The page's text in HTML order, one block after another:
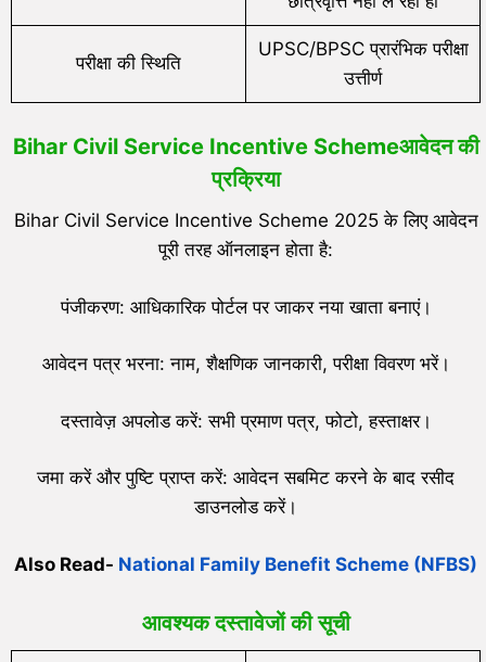
परीक्षा की स्थिति
UPSC/BPSC प्रारंभिक परीक्षा
उत्तीर्ण
Bihar Civil Service Incentive Schemeआवेदन की
प्रक्रिया
Bihar Civil Service Incentive Scheme 2025 के लिए आवेदन
पूरी तरह ऑनलाइन होता है:
पंजीकरण: आधिकारिक पोर्टल पर जाकर नया खाता बनाएं।
आवेदन पत्र भरना: नाम, शैक्षणिक जानकारी, परीक्षा विवरण भरें।
दस्तावेज़ अपलोड करें: सभी प्रमाण पत्र, फोटो, हस्ताक्षर।
जमा करें और पुष्टि प्राप्त करें: आवेदन सबमिट करने के बाद रसीद
डाउनलोड करें।
Also Read- National Family Benefit Scheme (NFBS)
आवश्यक दस्तावेजों की सूची